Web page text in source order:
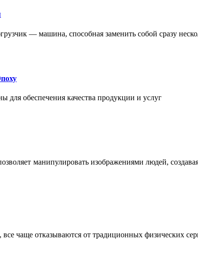
— машина, способная заменить собой сразу
обеспечения качества продукции и услуг
манипулировать изображениями людей,
чаще отказываются от традиционных физических